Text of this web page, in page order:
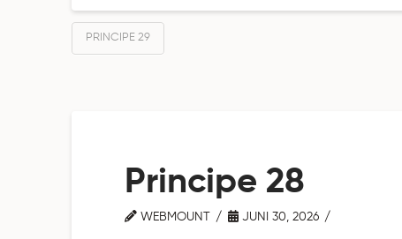
PRINCIPE 29
Principe 28
WEBMOUNT JUNI 30, 2026